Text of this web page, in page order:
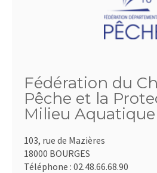
Fédération du
Pêche et la
Milieu Aquatique
103, rue de Mazières
18000 BOURGES
Téléphone : 02.48.66.68.90